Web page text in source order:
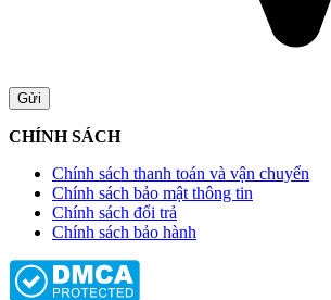
CHÍNH SÁCH
Chính sách thanh toán và vận chuyển
Chính sách bảo mật thông tin
Chính sách đổi trả
Chính sách bảo hành